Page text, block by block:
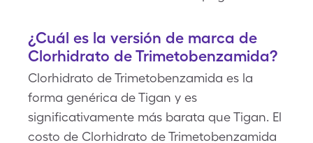
¿Cuál es la versión de marca de
Clorhidrato de Trimetobenzamida?
Clorhidrato de Trimetobenzamida es la
forma genérica de Tigan y es
significativamente más barata que Tigan. El
costo de Clorhidrato de Trimetobenzamida